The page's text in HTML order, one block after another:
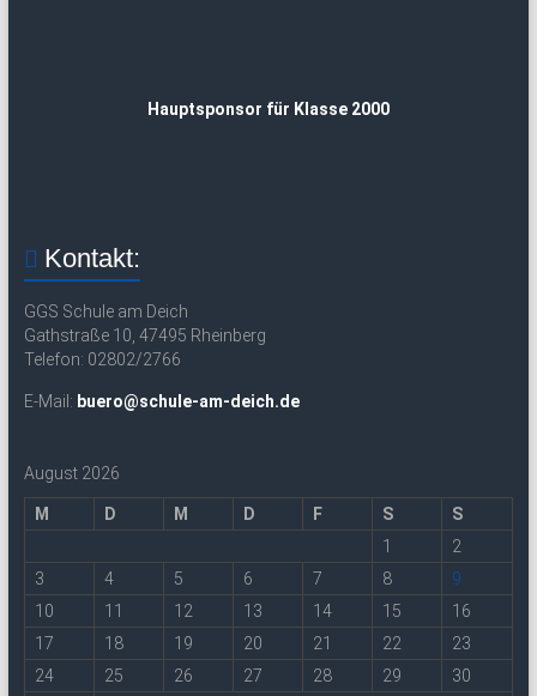
Hauptsponsor für Klasse 2000
Kontakt:
GGS Schule am Deich
Gathstraße 10, 47495 Rheinberg
Telefon: 02802/2766
E-Mail: buero@schule-am-deich.de
August 2026
M D M D F S
S
1
2
3
4 5 6 7 8
9
10
11 12 13 14 15
16
17
18 19 20 21 22
23
24
25 26 27 28 29 30